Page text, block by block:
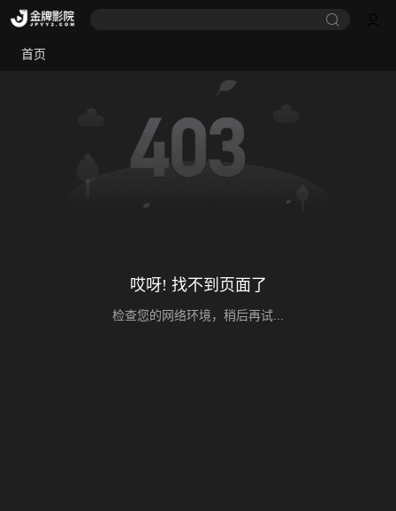
首页
哎呀! 找不到页面了
检查您的网络环境，稍后再试...